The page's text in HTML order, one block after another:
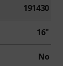
191430
16"
No